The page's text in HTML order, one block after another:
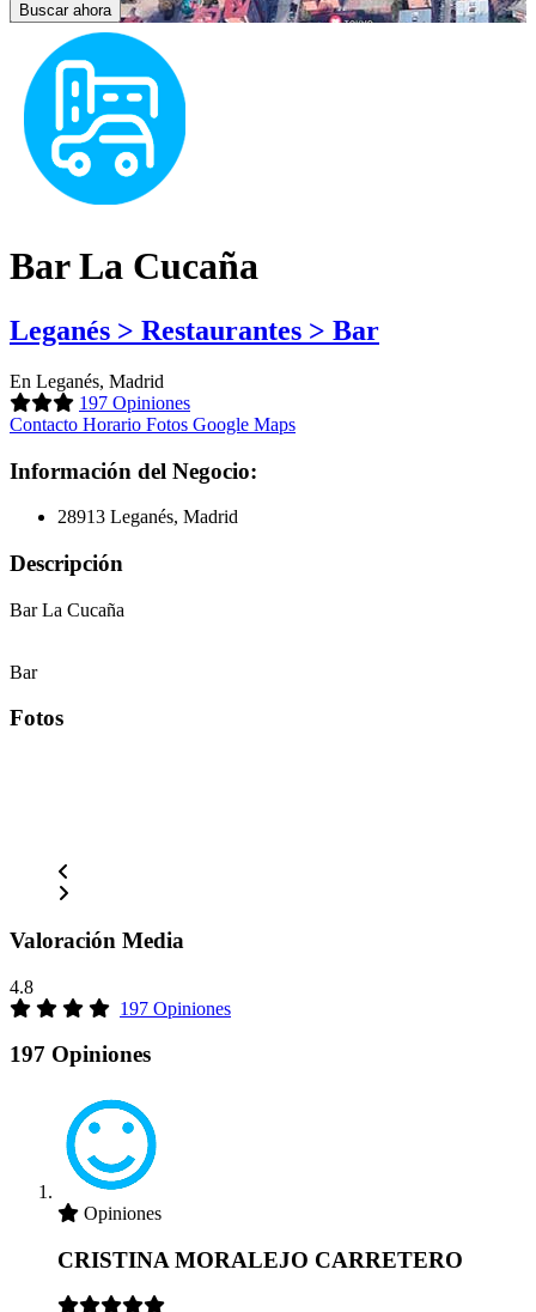
Buscar ahora
Bar La Cucaña
Leganés > Restaurantes > Bar
En Leganés, Madrid
197 Opiniones
Contacto Horario Fotos Google Maps
Información del Negocio:
28913 Leganés, Madrid
Descripción
Bar La Cucaña
Bar
Fotos
Valoración Media
4.8
197 Opiniones
197 Opiniones
Opiniones
CRISTINA MORALEJO CARRETERO